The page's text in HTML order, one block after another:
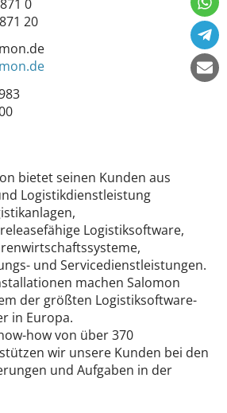
0
20
bietet seinen Kunden aus
Logistikdienstleistung
Logistiksoftware,
und Servicedienstleistungen.
machen Salomon
der größten Logistiksoftware-
in Europa.
how von über 370
wir unsere Kunden bei den
und Aufgaben in der